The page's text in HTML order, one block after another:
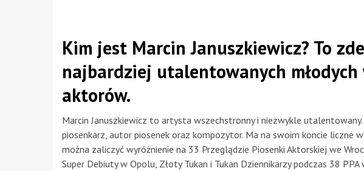
Kim jest Marcin Januszkiewicz? To
najbardziej utalentowanych
aktorów.
Marcin Januszkiewicz to artysta wszechstronny i niezwykle
piosenkarz, autor piosenek oraz kompozytor. Ma na swoim koncie liczne
można zaliczyć wyróżnienie na 33 Przeglądzie Piosenki Aktorskiej we
Super Debiuty w Opolu, Złoty Tukan i Tukan Dziennikarzy podczas 38 PPA